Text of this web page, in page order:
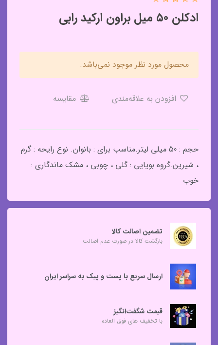
ادکلن ۵۰ میل براون ارکید رابی
محصول مورد نظر موجود نمی‌باشد.
مقایسه
حجم : 50 میلی لیتر.مناسب برای : بانوان. نوع رایحه : گرم
، شیرین.گروه بویایی : گلی ، چوبی ، مشک.ماندگاری :
خوب
تضمین اصالت کالا
بازگشت کالا در صورت عدم اصالت
ارسال سریع با پست و پیک به سراسر ایران
قیمت شگفت‌انگیز
با تخفیف های فوق العاده